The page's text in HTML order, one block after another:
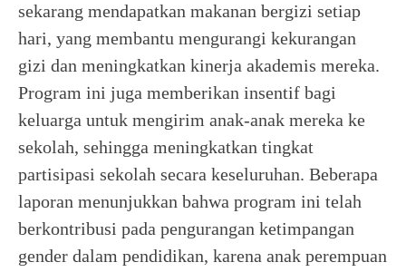
sekarang mendapatkan makanan bergizi setiap
hari, yang membantu mengurangi kekurangan
gizi dan meningkatkan kinerja akademis mereka.
Program ini juga memberikan insentif bagi
keluarga untuk mengirim anak-anak mereka ke
sekolah, sehingga meningkatkan tingkat
partisipasi sekolah secara keseluruhan. Beberapa
laporan menunjukkan bahwa program ini telah
berkontribusi pada pengurangan ketimpangan
gender dalam pendidikan, karena anak perempuan